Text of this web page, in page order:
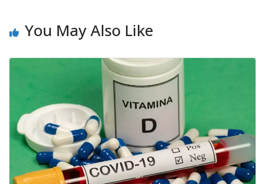
You May Also Like